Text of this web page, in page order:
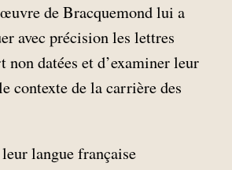
de Bracquemond lui a
avec précision les lettres
non datées et d’examiner leur
contexte de la carrière des
langue française